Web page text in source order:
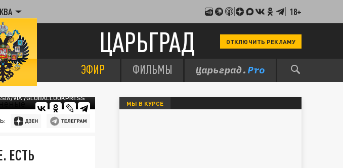
18+
ЦАРЬГРАД ОТКЛЮЧИТЬ РЕКЛАМУ
ЭФИР ФИЛЬМЫ
VIA /GLOBALLOOKPRESS
ЕСТЬ
МЫ В КУРСЕ